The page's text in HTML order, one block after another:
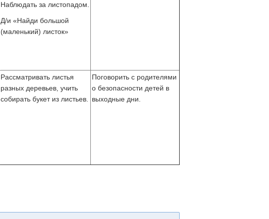
Наблюдать за листопадом.
Д/и «Найди большой
(маленький) листок»
Рассматривать листья
разных деревьев, учить
собирать букет из листьев.
Поговорить с родителями
о безопасности детей в
выходные дни.